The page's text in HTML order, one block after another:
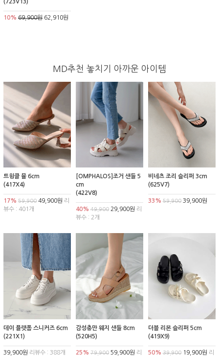
(723V13)
10% 69,900원 62,910원
MD추천 놓치기 아까운 아이템
트윙클 뮬 6cm
(417X4)
17% 59,900 49,900원 리
뷰수 : 401개
[OMPHALOS]조거 샌들 5
cm
(422V8)
40% 49,90029,900원 리
뷰수 : 2개
비네츠 조리 슬리퍼 3cm
(625V7)
33% 59,90039,900원
데이 플랫폼 스니커즈 6cm
(221X1)
39,900원 리뷰수 : 388개
감성충만 웨지 샌들 8cm
(520H5)
25% 79,90059,900원 리
더블 리본 슬리퍼 5cm
(419X9)
50% 39,90019,900원 리